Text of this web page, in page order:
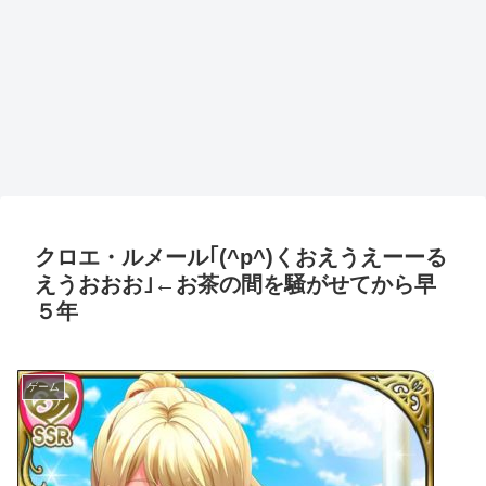
クロエ・ルメール｢(^p^)くおえうえーーる
えうおおお｣←お茶の間を騒がせてから早
５年
ゲーム